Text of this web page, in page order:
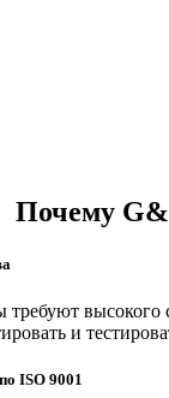
Почему
высокого
и
ISO 9001